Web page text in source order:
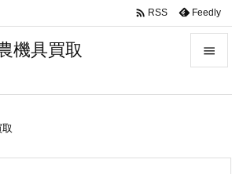
機具買取 

 RSS Feedly